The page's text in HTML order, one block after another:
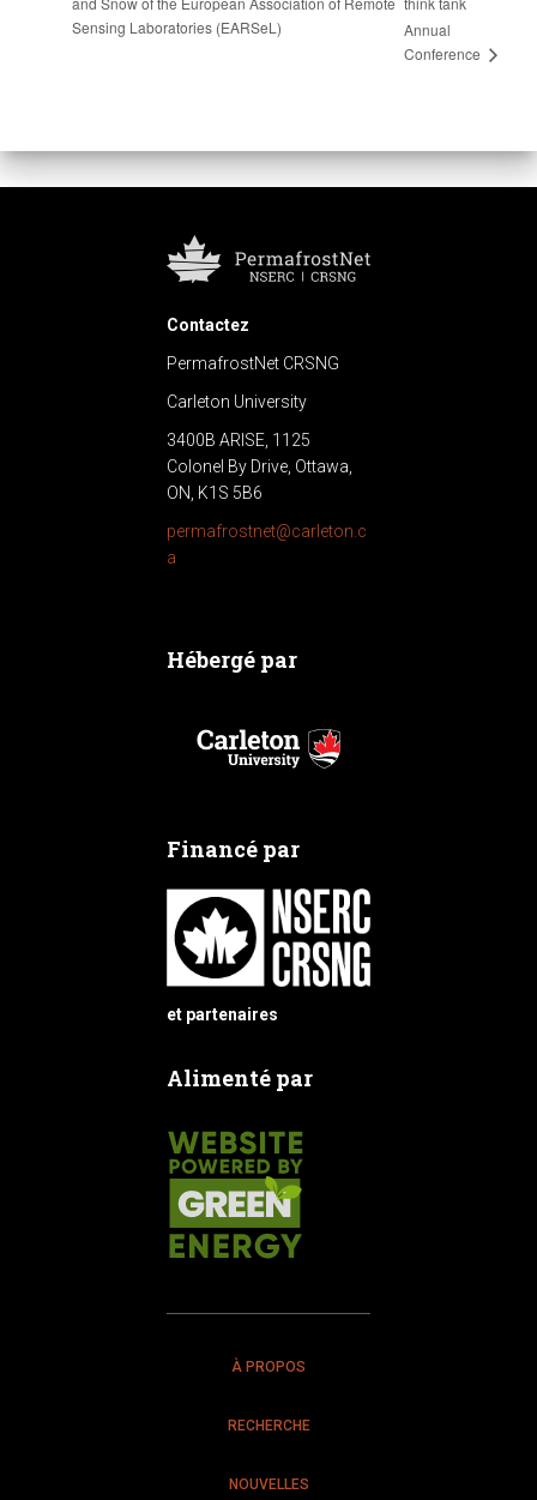
Sensing Laboratories (EARSeL)
Annual
Conference
Contactez
PermafrostNet CRSNG
Carleton University
3400B ARISE, 1125
Colonel By Drive, Ottawa,
ON, K1S 5B6
permafrostnet@carleton.c
a
Hébergé par
Financé par
et partenaires
Alimenté par
À PROPOS
RECHERCHE
NOUVELLES